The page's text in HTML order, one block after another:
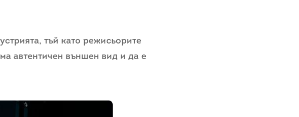
тъй като режисьорите
автентичен външен вид и да е